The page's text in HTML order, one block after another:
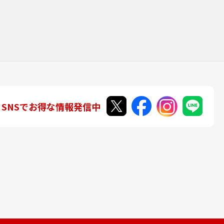
SNSでお得な情報発信中